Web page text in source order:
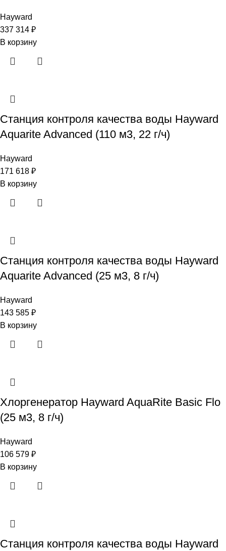
Hayward
337 314 ₽
В корзину
Станция контроля качества воды Hayward
Aquarite Advanced (110 м3, 22 г/ч)
Hayward
171 618 ₽
В корзину
Станция контроля качества воды Hayward
Aquarite Advanced (25 м3, 8 г/ч)
Hayward
143 585 ₽
В корзину
Хлоргенератор Hayward AquaRite Basic Flo
(25 м3, 8 г/ч)
Hayward
106 579 ₽
В корзину
Станция контроля качества воды Hayward